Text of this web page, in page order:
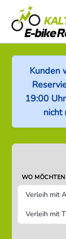
Kunden
19:00
nicht
WO
Verleih mit
Verleih mit